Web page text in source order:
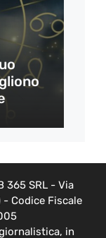
365 SRL - Via
- Codice Fiscale
in